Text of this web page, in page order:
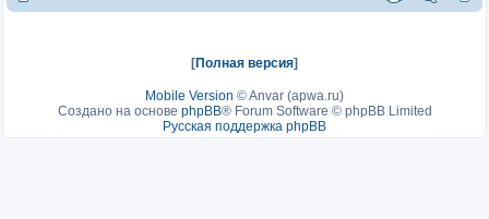
[Полная версия]
Mobile Version ©Anvar (apwa.ru)
Создано на основе phpBB® Forum Software © phpBB Limited
Русская поддержка phpBB